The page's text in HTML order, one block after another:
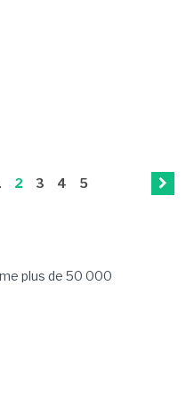
2 3 4 5
plus de 50 000